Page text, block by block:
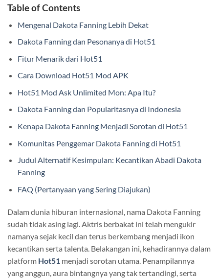
Table of Contents
Mengenal Dakota Fanning Lebih Dekat
Dakota Fanning dan Pesonanya di Hot51
Fitur Menarik dari Hot51
Cara Download Hot51 Mod APK
Hot51 Mod Ask Unlimited Mon: Apa Itu?
Dakota Fanning dan Popularitasnya di Indonesia
Kenapa Dakota Fanning Menjadi Sorotan di Hot51
Komunitas Penggemar Dakota Fanning di Hot51
Judul Alternatif Kesimpulan: Kecantikan Abadi Dakota
Fanning
FAQ (Pertanyaan yang Sering Diajukan)
Dalam dunia hiburan internasional, nama Dakota Fanning
sudah tidak asing lagi. Aktris berbakat ini telah mengukir
namanya sejak kecil dan terus berkembang menjadi ikon
kecantikan serta talenta. Belakangan ini, kehadirannya dalam
platform Hot51 menjadi sorotan utama. Penampilannya
yang anggun, aura bintangnya yang tak tertandingi, serta